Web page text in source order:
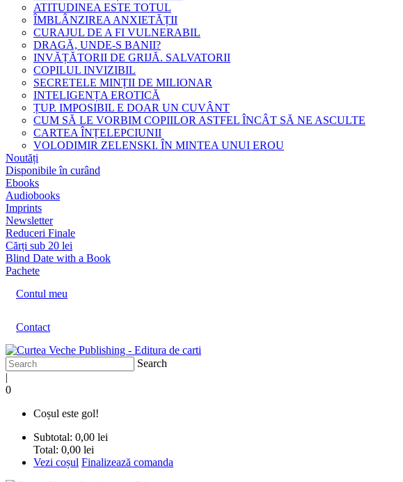
ATITUDINEA ESTE TOTUL
ÎMBLÂNZIREA ANXIETĂȚII
CURAJUL DE A FI VULNERABIL
DRAGĂ, UNDE-S BANII?
INVĂȚĂTORII DE GRIJĂ. SALVATORII
COPILUL INVIZIBIL
SECRETELE MINȚII DE MILIONAR
INTELIGENȚA EROTICĂ
ȚUP. IMPOSIBIL E DOAR UN CUVÂNT
CUM SĂ LE VORBIM COPIILOR ASTFEL ÎNCÂT SĂ NE ASCULTE
CARTEA ÎNȚELEPCIUNII
VOLODIMIR ZELENSKI. ÎN MINTEA UNUI EROU
Noutăți
Disponibile în curând
Ebooks
Audiobooks
Imprints
Newsletter
Reduceri Finale
Cărți sub 20 lei
Blind Date with a Book
Pachete
Contul meu
Contact
Search
|
0
Coșul este gol!
Subtotal: 0,00 lei
Total: 0,00 lei
Vezi coșul Finalizează comanda